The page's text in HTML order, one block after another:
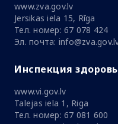
www.zva.gov.lv
Jersikas iela 15, Rīga
Тел. номер: 67 078 424
Эл. почта:
Инспекция
www.vi.gov.lv
Talejas iela 1, Riga
Тел. номер: 67 081 600